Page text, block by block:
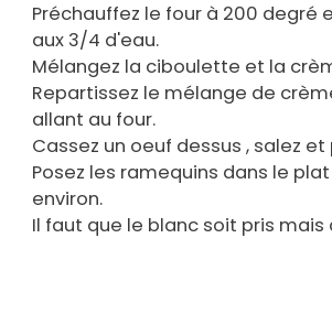
Préchauffez le four à 200 degré
aux 3/4 d'eau.
Mélangez la ciboulette et la
Repartissez le mélange de
allant au four.
Cassez un oeuf dessus , salez et
Posez les ramequins dans le
environ.
Il faut que le blanc soit pris